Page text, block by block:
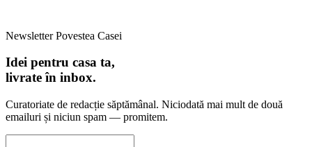
Newsletter Povestea Casei
Idei pentru casa ta,
livrate în inbox.
Curatoriate de redacție săptămânal. Niciodată mai mult de două
emailuri și niciun spam — promitem.